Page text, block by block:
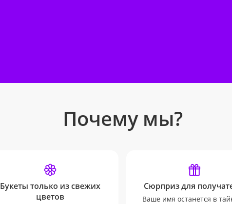
Почему мы?
Букеты только из свежих
цветов
Сюрприз для
Ваше имя останется в